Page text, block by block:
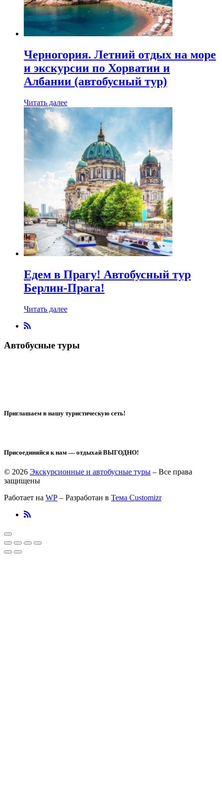
Черногория. Летний отдых на море
и экскурсии по Хорватии и
Албании (автобусный тур)
Читать далее
Едем в Прагу! Автобусный тур
Берлин-Прага!
Читать далее
Автобусные туры
Приглашаем в нашу туристическую сеть!
Присоединяйся к нам — отдыхай ВЫГОДНО!
© 2026 Экскурсионные и автобусные туры – Все права
защищены
Работает на WP – Разработан в Тема Customizr